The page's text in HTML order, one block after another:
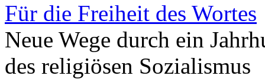
Für die Freiheit des Wortes
Neue Wege durch ein
des religiösen Sozialismus